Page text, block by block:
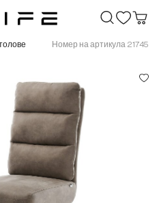
Номер на артикула 21745